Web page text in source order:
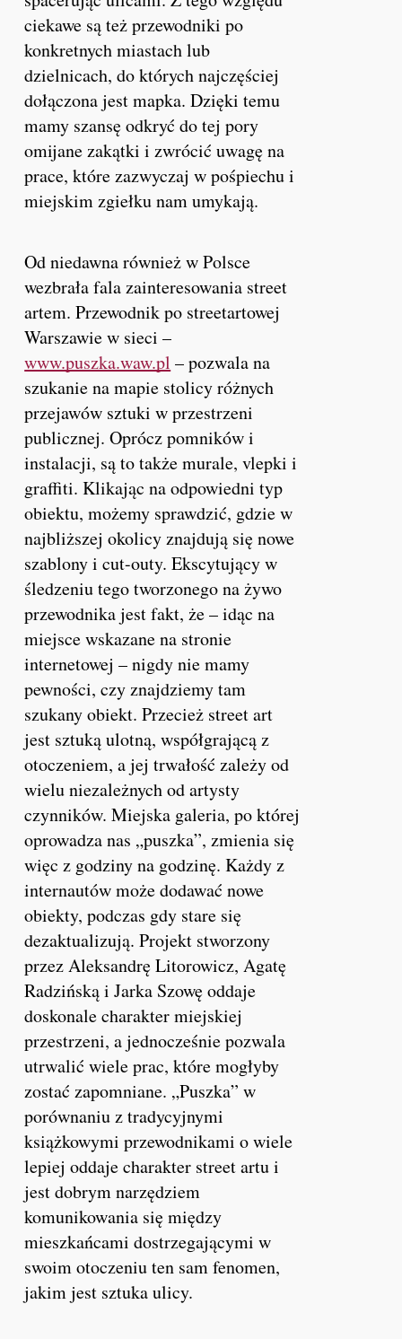
ciekawe są też przewodniki po
konkretnych miastach lub
dzielnicach, do których najczęściej
dołączona jest mapka. Dzięki temu
mamy szansę odkryć do tej pory
omijane zakątki i zwrócić uwagę na
prace, które zazwyczaj w pośpiechu i
miejskim zgiełku nam umykają.
Od niedawna również w Polsce
wezbrała fala zainteresowania street
artem. Przewodnik po streetartowej
Warszawie w sieci –
www.puszka.waw.pl – pozwala na
szukanie na mapie stolicy różnych
przejawów sztuki w przestrzeni
publicznej. Oprócz pomników i
instalacji, są to także murale, vlepki i
graffiti. Klikając na odpowiedni typ
obiektu, możemy sprawdzić, gdzie w
najbliższej okolicy znajdują się nowe
szablony i cut-outy. Ekscytujący w
śledzeniu tego tworzonego na żywo
przewodnika jest fakt, że – idąc na
miejsce wskazane na stronie
internetowej – nigdy nie mamy
pewności, czy znajdziemy tam
szukany obiekt. Przecież street art
jest sztuką ulotną, współgrającą z
otoczeniem, a jej trwałość zależy od
wielu niezależnych od artysty
czynników. Miejska galeria, po której
oprowadza nas „puszka”, zmienia się
więc z godziny na godzinę. Każdy z
internautów może dodawać nowe
obiekty, podczas gdy stare się
dezaktualizują. Projekt stworzony
przez Aleksandrę Litorowicz, Agatę
Radzińską i Jarka Szowę oddaje
doskonale charakter miejskiej
przestrzeni, a jednocześnie pozwala
utrwalić wiele prac, które mogłyby
zostać zapomniane. „Puszka” w
porównaniu z tradycyjnymi
książkowymi przewodnikami o wiele
lepiej oddaje charakter street artu i
jest dobrym narzędziem
komunikowania się między
mieszkańcami dostrzegającymi w
swoim otoczeniu ten sam fenomen,
jakim jest sztuka ulicy.